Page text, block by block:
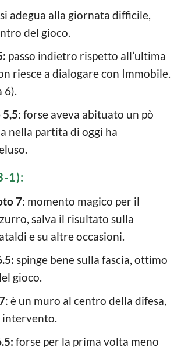
si adegua alla giornata difficile,
del gioco.
passo indietro rispetto all’ultima
riesce a dialogare con Immobile.
6).
forse aveva abituato un pò
nella partita di oggi ha
1):
7: momento magico per il
salva il risultato sulla
e su altre occasioni.
spinge bene sulla fascia, ottimo
gioco.
: è un muro al centro della difesa,
intervento.
forse per la prima volta meno